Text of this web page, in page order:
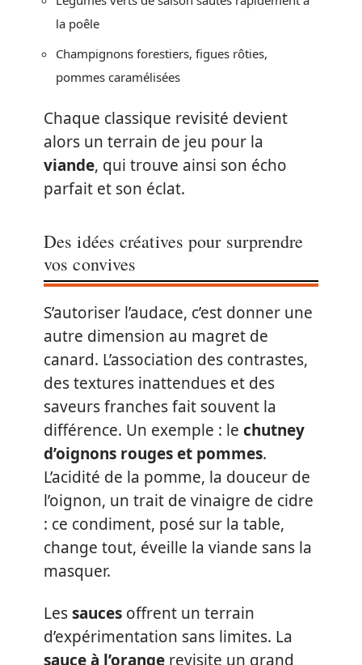
la poêle
Champignons forestiers, figues rôties,
pommes caramélisées
Chaque classique revisité devient
alors un terrain de jeu pour la
viande, qui trouve ainsi son écho
parfait et son éclat.
Des idées créatives pour surprendre
vos convives
S’autoriser l’audace, c’est donner une
autre dimension au magret de
canard. L’association des contrastes,
des textures inattendues et des
saveurs franches fait souvent la
différence. Un exemple : le chutney
d’oignons rouges et pommes.
L’acidité de la pomme, la douceur de
l’oignon, un trait de vinaigre de cidre
: ce condiment, posé sur la table,
change tout, éveille la viande sans la
masquer.
Lessauces offrent un terrain
d’expérimentation sans limites. La
sauce à l’orange revisite un grand